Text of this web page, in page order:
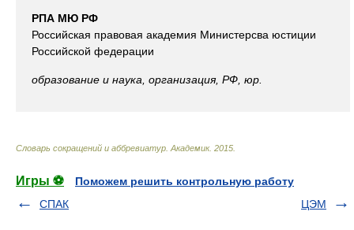
РПА МЮ РФ
Российская правовая академия Министерсва юстиции
Российской федерации
образование и наука, организация, РФ, юр.
Словарь сокращений и аббревиатур Академик. 2015
Игры ⚽
Поможем решить контрольную работу
СПАК
ЦЭМ